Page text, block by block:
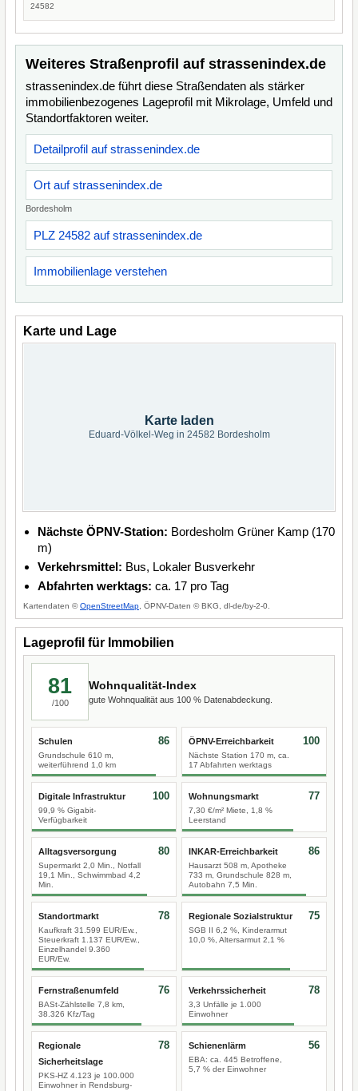
24582
Weiteres Straßenprofil auf strassenindex.de
strassenindex.de führt diese Straßendaten als stärker
immobilienbezogenes Lageprofil mit Mikrolage, Umfeld und
Standortfaktoren weiter.
Detailprofil auf strassenindex.de
Ort auf strassenindex.de
Bordesholm
PLZ 24582 auf strassenindex.de
Immobilienlage verstehen
Karte und Lage
Karte laden
Eduard-Völkel-Weg in 24582 Bordesholm
Nächste ÖPNV-Station: Bordesholm Grüner Kamp (170
m)
Verkehrsmittel: Bus, Lokaler Busverkehr
Abfahrten werktags: ca. 17 pro Tag
Kartendaten ©OpenStreetMap , ÖPNV-Daten © BKG, dl-de/by-2-0.
Lageprofil für Immobilien
81
/100
Wohnqualität-Index
gute Wohnqualität aus 100 % Datenabdeckung.
Schulen
Grundschule 610 m,
weiterführend 1,0 km
86 ÖPNV-Erreichbarkeit
Nächste Station 170 m, ca.
17 Abfahrten werktags
100
Digitale Infrastruktur
99,9 % Gigabit-
Verfügbarkeit
100 Wohnungsmarkt
7,30 €/m² Miete, 1,8 %
Leerstand
77
Alltagsversorgung
Supermarkt 2,0 Min., Notfall
19,1 Min., Schwimmbad 4,2
Min.
80 INKAR-Erreichbarkeit
Hausarzt 508 m, Apotheke
733 m, Grundschule 828 m,
Autobahn 7,5 Min.
86
Standortmarkt
Kaufkraft 31.599 EUR/Ew.,
Steuerkraft 1.137 EUR/Ew.,
Einzelhandel 9.360
EUR/Ew.
78 Regionale Sozialstruktur
SGB II 6,2 %, Kinderarmut
10,0 %, Altersarmut 2,1 %
75
Fernstraßenumfeld
BASt-Zählstelle 7,8 km,
38.326 Kfz/Tag
76 Verkehrssicherheit
3,3 Unfälle je 1.000
Einwohner
78
Regionale
Sicherheitslage
PKS-HZ 4.123 je 100.000
Einwohner in Rendsburg-
78 Schienenlärm
EBA: ca. 445 Betroffene,
5,7 % der Einwohner
56